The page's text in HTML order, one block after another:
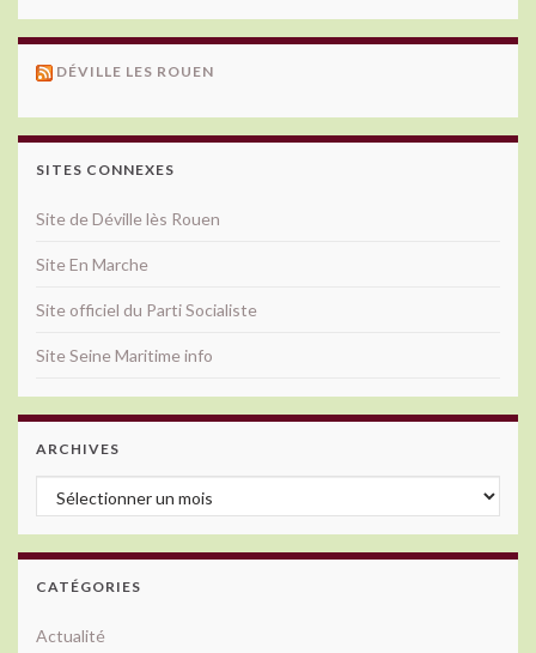
DÉVILLE LES ROUEN
SITES CONNEXES
Site de Déville lès Rouen
Site En Marche
Site officiel du Parti Socialiste
Site Seine Maritime info
ARCHIVES
Archives
CATÉGORIES
Actualité